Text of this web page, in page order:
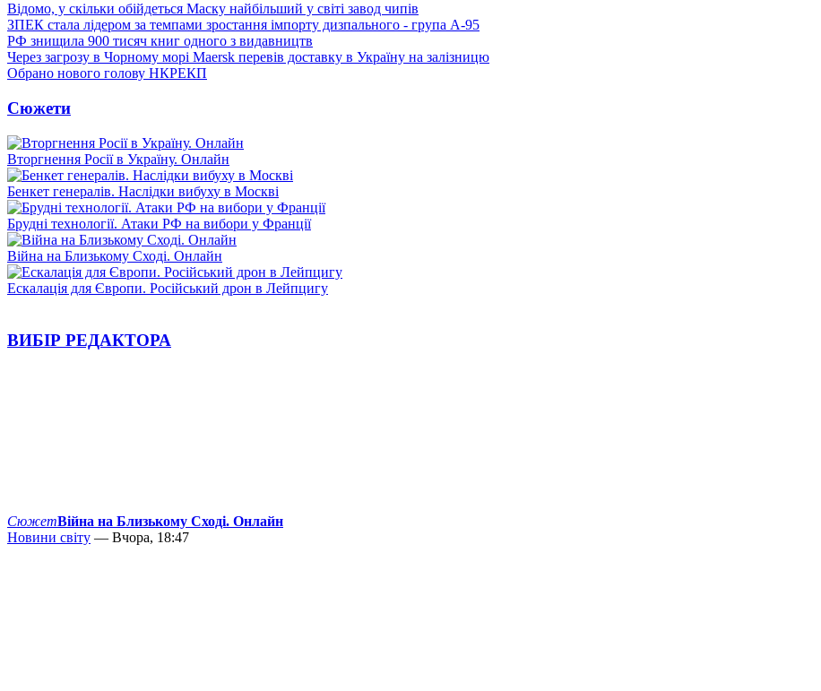
Відомо, у скільки обійдеться Маску найбільший у світі завод чипів
ЗПЕК стала лідером за темпами зростання імпорту дизпального - група А-95
РФ знищила 900 тисяч книг одного з видавництв
Через загрозу в Чорному морі Maersk перевів доставку в Україну на залізницю
Обрано нового голову НКРЕКП
Сюжети
Вторгнення Росії в Україну. Онлайн
Бенкет генералів. Наслідки вибуху в Москві
Брудні технології. Атаки РФ на вибори у Франції
Війна на Близькому Сході. Онлайн
Ескалація для Європи. Російський дрон в Лейпцигу
ВИБІР РЕДАКТОРА
СюжетВійна на Близькому Сході. Онлайн
Новини світу — Вчора, 18:47